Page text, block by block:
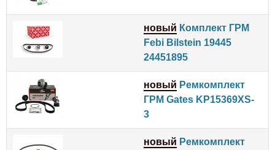
новый Комплект ГРМ
Febi Bilstein 19445
24451895
новый Ремкомплект
ГРМ Gates KP15369XS-
3
новый Ремкомплект